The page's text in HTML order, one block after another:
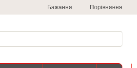
Бажання Порівняння